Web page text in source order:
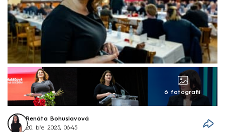
6 fotografií
Renáta Bohuslavová
20. bře 2025, 06:45